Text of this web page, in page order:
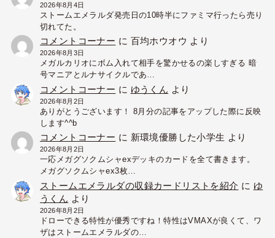
2026年8月4日
ストームエメラルダ発売日の10時半にファミマ行ったら売り
切れてた。
コメントコーナー に 百均ホウオウ より
2026年8月3日
メガルカリオにボム入れて相手を驚かせるの楽しすぎる 暗
号マニアとルナサイクルであ…
コメントコーナー に ゆうくん より
2026年8月2日
ありがとうございます！ 8月分の記事をアップした際に反映
します^^b
コメントコーナー に 新環境優勝した小学生 より
2026年8月2日
一応メガグソクムシャexデッキのカードを全て書きます。
メガグソクムシャex3枚…
ストームエメラルダの収録カードリストを紹介 に ゆ
うくん より
2026年8月2日
ドローできる特性が優秀ですね！特性はVMAXが良くて、ワ
ザはストームエメラルダの…